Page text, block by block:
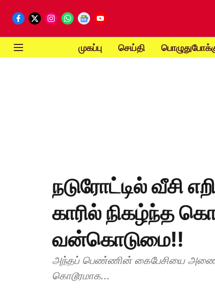
முகப்பு செய்தி
நடுரோட்டில் வீசி
காரில் நிகழ்ந்த
வன்கொடுமை!!
அந்தப் பெண்ணின் கைபேசியை
கொடூரமாக...